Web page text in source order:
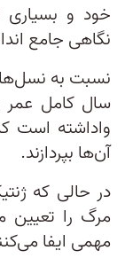
خود و بسیاری
نگاهی جامع
سال کامل عمر
واداشته است
آن‌ها بپردازند.
مرگ را تعیین
مهمی ایفا